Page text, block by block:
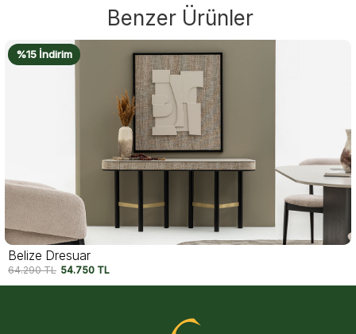
Benzer Ürünler
%15 İndirim
Belize Dresuar
64.290TL 54.750 TL